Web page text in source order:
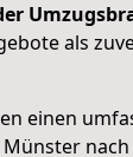
als
einen